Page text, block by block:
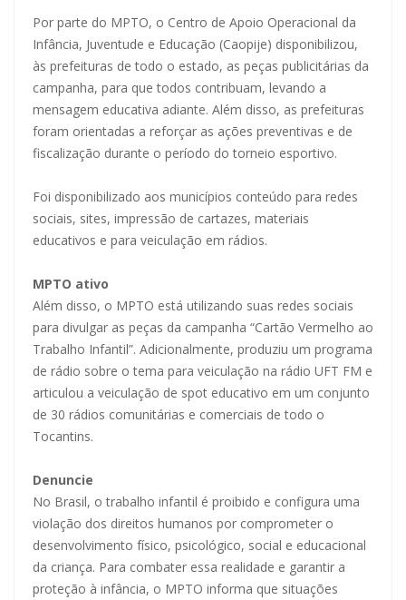
Por parte do MPTO, o Centro de Apoio Operacional da
Infância, Juventude e Educação (Caopije) disponibilizou,
às prefeituras de todo o estado, as peças publicitárias da
campanha, para que todos contribuam, levando a
mensagem educativa adiante. Além disso, as prefeituras
foram orientadas a reforçar as ações preventivas e de
fiscalização durante o período do torneio esportivo.
Foi disponibilizado aos municípios conteúdo para redes
sociais, sites, impressão de cartazes, materiais
educativos e para veiculação em rádios.
MPTO ativo
Além disso, o MPTO está utilizando suas redes sociais
para divulgar as peças da campanha “Cartão Vermelho ao
Trabalho Infantil”. Adicionalmente, produziu um programa
de rádio sobre o tema para veiculação na rádio UFT FM e
articulou a veiculação de spot educativo em um conjunto
de 30 rádios comunitárias e comerciais de todo o
Tocantins.
Denuncie
No Brasil, o trabalho infantil é proibido e configura uma
violação dos direitos humanos por comprometer o
desenvolvimento físico, psicológico, social e educacional
da criança. Para combater essa realidade e garantir a
proteção à infância, o MPTO informa que situações